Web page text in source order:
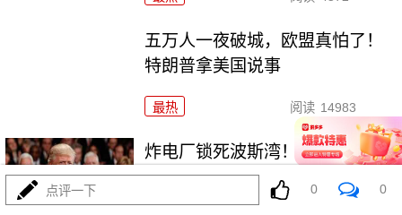
五万人一夜破城，欧盟真怕了！
特朗普拿美国说事
最热 阅读 14983
炸电厂锁死波斯湾！特朗普要对
伊朗下死手了？
点评一下 0 0